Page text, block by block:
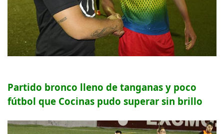
Partido bronco lleno de tanganas y poco
fútbol que Cocinas pudo superar sin brillo